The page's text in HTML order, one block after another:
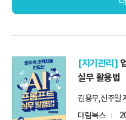
[자기관리]
실무 활용법
김용무,신주일
대림북스